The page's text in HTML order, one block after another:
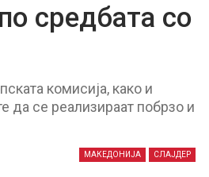
средбата со
комисија, како и
да се реализираат побрзо и
МАКЕДОНИЈА СЛАЈДЕР